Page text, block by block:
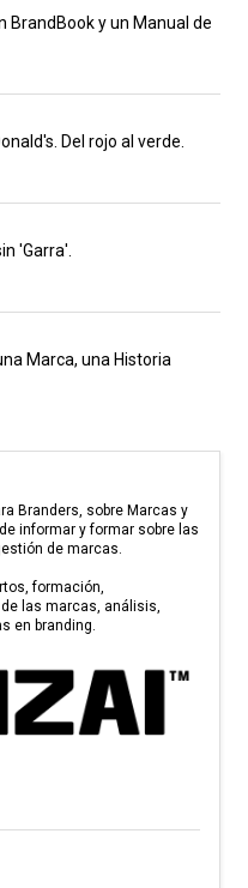
BrandBook y un Manual de
Del rojo al verde.
'Garra'.
Marca, una Historia
Branders, sobre Marcas y
informar y formar sobre las
de marcas.
formación,
las marcas, análisis,
en branding.